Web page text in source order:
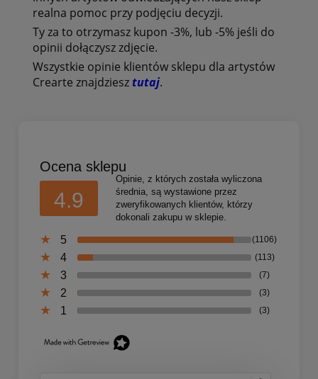
realna pomoc przy podjęciu decyzji.
Ty za to otrzymasz kupon -3%, lub -5% jeśli do
opinii dołączysz zdjęcie.
Wszystkie opinie klientów sklepu dla artystów
Crearte znajdziesz tutaj.
Ocena sklepu
4.9
Opinie, z których została wyliczona
średnia, są wystawione przez
zweryfikowanych klientów, którzy
dokonali zakupu w sklepie.
5 (1106)
4 (113)
3 (7)
2 (3)
1 (3)